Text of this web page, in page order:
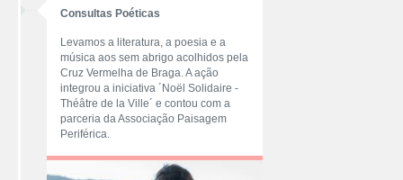
Consultas Poéticas
Levamos a literatura, a poesia e a
música aos sem abrigo acolhidos pela
Cruz Vermelha de Braga. A ação
integrou a iniciativa ´Noël Solidaire -
Théâtre de la Ville´ e contou com a
parceria da Associação Paisagem
Periférica.